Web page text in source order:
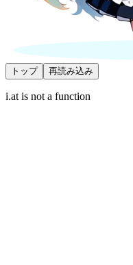
トップ 再読み込み
i.at is not a function